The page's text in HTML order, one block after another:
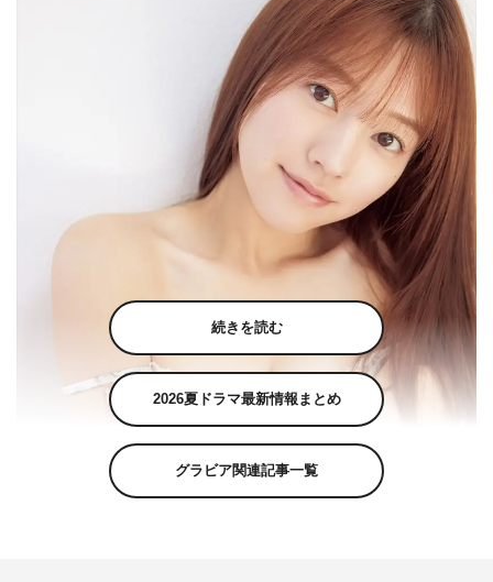
続きを読む
2026夏ドラマ最新情報まとめ
グラビア関連記事一覧